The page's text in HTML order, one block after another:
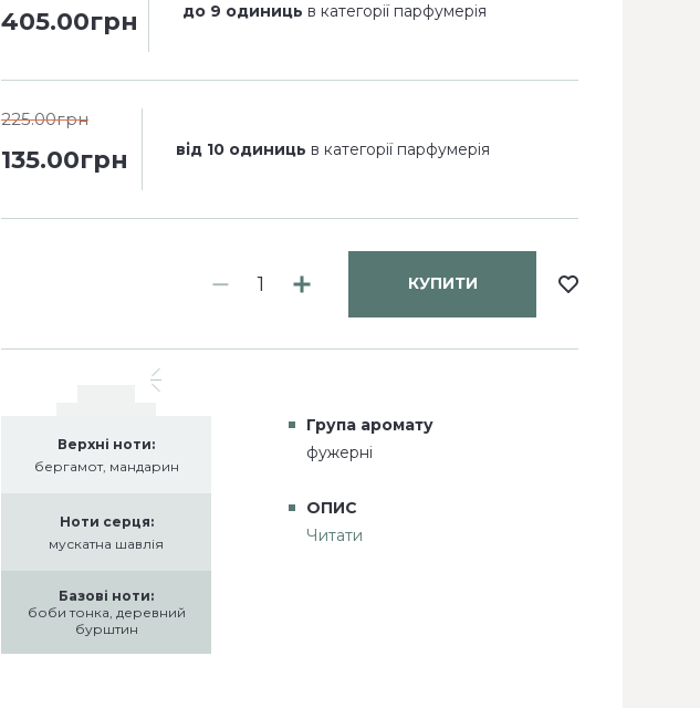
405.00грн до 9 одиниць в категорії парфумерія
225.00грн
135.00грн від 10 одиниць в категорії парфумерія
КУПИТИ
Верхні ноти:
бергамот, мандарин
Ноти серця:
мускатна шавлія
Базові ноти:
боби тонка, деревний
бурштин
Група аромату
фужерні
ОПИС
Читати